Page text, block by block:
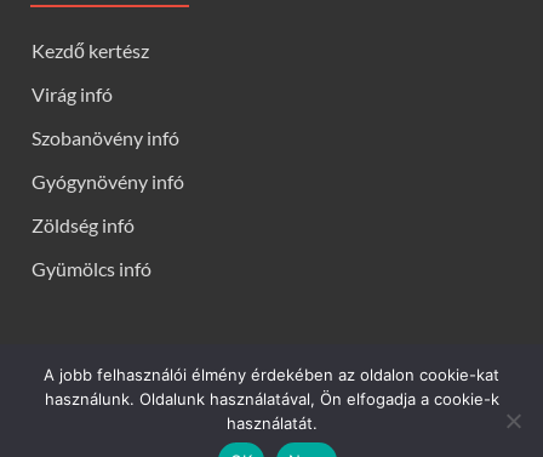
Kezdő kertész
Virág infó
Szobanövény infó
Gyógynövény infó
Zöldség infó
Gyümölcs infó
Kerti virágok - Virág infók: Virág, virágok, évelők, örökzöldek,
talajtakarók, balkon növények, szobanövények termesztése,
gondozása, ültetése, szaporítása
A jobb felhasználói élmény érdekében az oldalon cookie-kat
használunk. Oldalunk használatával, Ön elfogadja a cookie-k
használatát.